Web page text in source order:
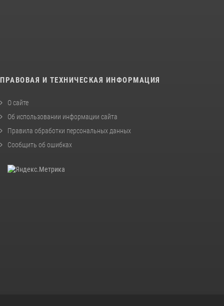
ПРАВОВАЯ И ТЕХНИЧЕСКАЯ ИНФОРМАЦИЯ
О сайте
Об использовании информации сайта
Правила обработки персональных данных
Сообщить об ошибках